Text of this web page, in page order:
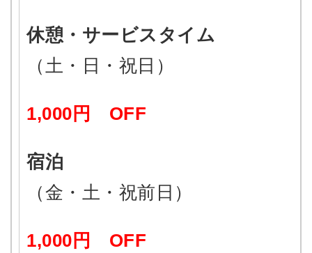
休憩・サービスタイム
（土・日・祝日）
1,000円 OFF
宿泊
（金・土・祝前日）
1,000円 OFF